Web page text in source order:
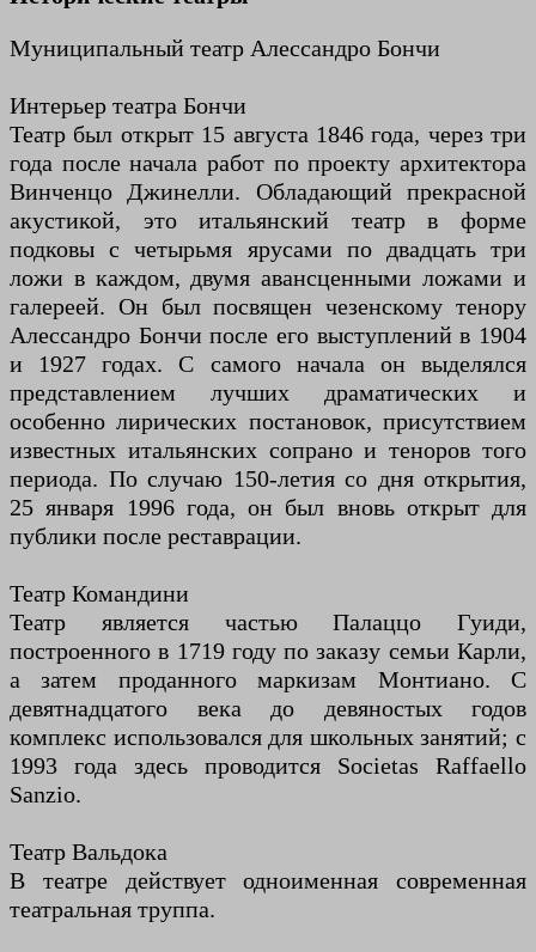
Муниципальный театр Алессандро Бончи
Интерьер театра Бончи
Театр был открыт 15 августа 1846 года, через три
года после начала работ по проекту архитектора
Винченцо Джинелли. Обладающий прекрасной
акустикой, это итальянский театр в форме
подковы с четырьмя ярусами по двадцать три
ложи в каждом, двумя авансценными ложами и
галереей. Он был посвящен чезенскому тенору
Алессандро Бончи после его выступлений в 1904
и 1927 годах. С самого начала он выделялся
представлением лучших драматических и
особенно лирических постановок, присутствием
известных итальянских сопрано и теноров того
периода. По случаю 150-летия со дня открытия,
25 января 1996 года, он был вновь открыт для
публики после реставрации.
Театр Командини
Театр является частью Палаццо Гуиди,
построенного в 1719 году по заказу семьи Карли,
а затем проданного маркизам Монтиано. С
девятнадцатого века до девяностых годов
комплекс использовался для школьных занятий; с
1993 года здесь проводится Societas Raffaello
Sanzio.
Театр Вальдока
В театре действует одноименная современная
театральная труппа.